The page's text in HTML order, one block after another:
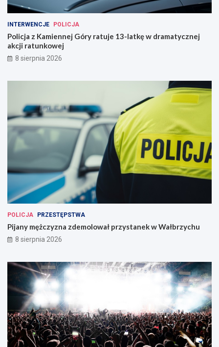
INTERWENCJE POLICJA
Policja z Kamiennej Góry ratuje 13-latkę w dramatycznej
akcji ratunkowej
8 sierpnia 2026
POLICJA PRZESTĘPSTWA
Pijany mężczyzna zdemolował przystanek w Wałbrzychu
8 sierpnia 2026